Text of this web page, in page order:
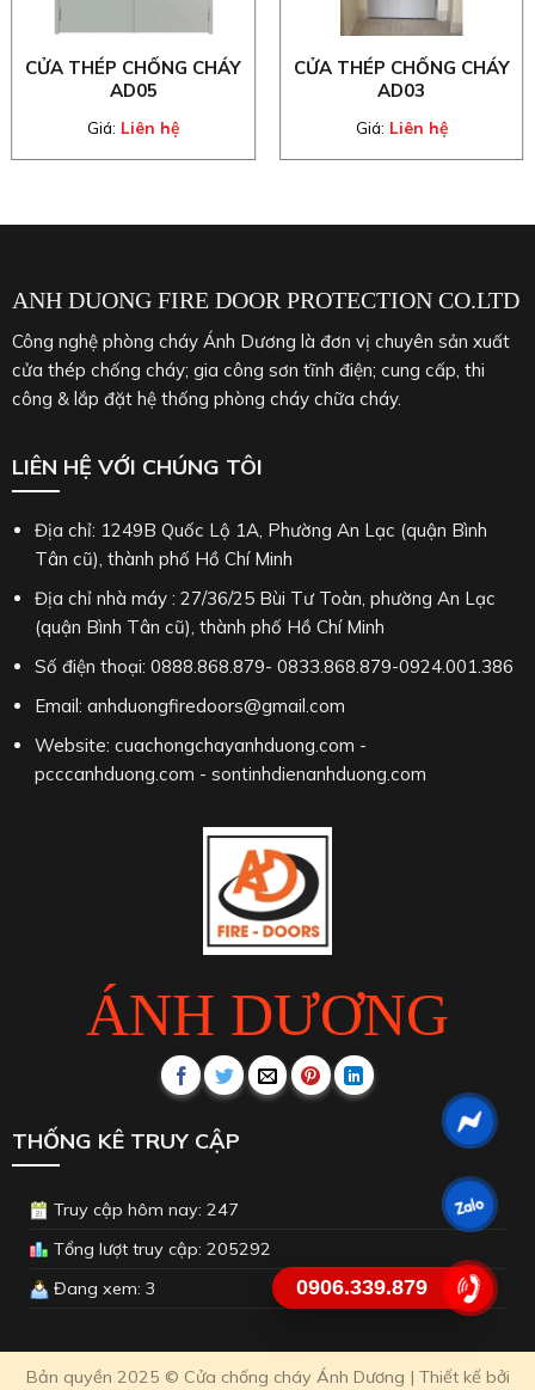
CỬA THÉP CHỐNG CHÁY
AD05
Giá: Liên hệ
CỬA THÉP CHỐNG CHÁY
AD03
Giá: Liên hệ
ANH DUONG FIRE DOOR PROTECTION CO.LTD
Công nghệ phòng cháy Ánh Dương là đơn vị chuyên sản xuất
cửa thép chống cháy; gia công sơn tĩnh điện; cung cấp, thi
công & lắp đặt hệ thống phòng cháy chữa cháy.
ÁNH DƯƠNG
LIÊN HỆ VỚI CHÚNG TÔI
Địa chỉ: 1249B Quốc Lộ 1A, Phường An Lạc (quận Bình
Tân cũ), thành phố Hồ Chí Minh
Địa chỉ nhà máy : 27/36/25 Bùi Tư Toàn, phường An Lạc
(quận Bình Tân cũ), thành phố Hồ Chí Minh
Số điện thoại: 0888.868.879- 0833.868.879-0924.001.386
Email: anhduongfiredoors@gmail.com
Website: cuachongchayanhduong.com -
pcccanhduong.com - sontinhdienanhduong.com
THỐNG KÊ TRUY CẬP
Truy cập hôm nay: 247
Tổng lượt truy cập: 205292
Đang xem: 3
Bản quyền 2025 © Cửa chống cháy Ánh Dương | Thiết kế bởi
0906.339.879